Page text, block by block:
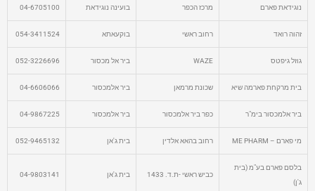
נוגידאת פארם מרכז הכפר בועינה נוגידאת 04-6705100
זהוה רואד רחוב ראשי בוקעאתא 054-3411524
גוזל גיפטס WAZE ביר אל מכסור 052-3226696
בית מרקחת פארמה שיא שכונת מרמאן ביר אלמכסור 04-6606066
ביר אלמכסור בימ"ר כפר ביר אלמכסור ביר אלמכסור 04-9867225
מי פארם – ME PHARM רחוב בהאא אלדין בית ג'אן 052-9465132
בלסם פארם בע"מ (בית
ג'ן)
כביש ראשי -ת.ד. 1433 בית ג'אן 04-9803141